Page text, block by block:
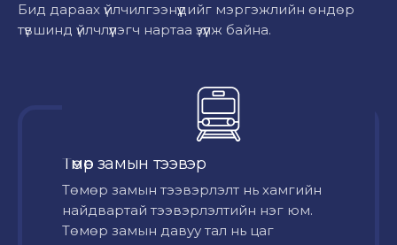
Бид дараах үйлчилгээнүүдийг мэргэжлийн өндөр
түвшинд үйлчлүүлэгч нартаа үзүүлж байна.
Төмөр замын тээвэр
Төмөр замын тээвэрлэлт нь хамгийн
найдвартай тээвэрлэлтийн нэг юм.
Төмөр замын давуу тал нь цаг